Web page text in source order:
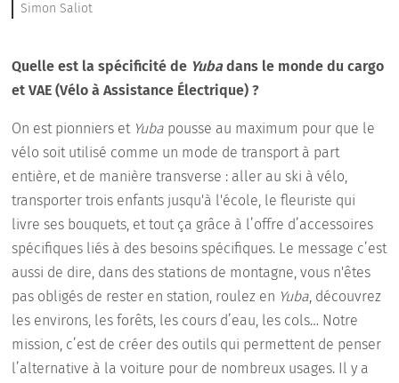
Simon Saliot
Quelle est la spécificité de Yuba dans le monde du cargo
et VAE (Vélo à Assistance Électrique) ?
On est pionniers et Yuba pousse au maximum pour que le
vélo soit utilisé comme un mode de transport à part
entière, et de manière transverse : aller au ski à vélo,
transporter trois enfants jusqu'à l'école, le fleuriste qui
livre ses bouquets, et tout ça grâce à l’offre d’accessoires
spécifiques liés à des besoins spécifiques. Le message c’est
aussi de dire, dans des stations de montagne, vous n'êtes
pas obligés de rester en station, roulez en Yuba, découvrez
les environs, les forêts, les cours d’eau, les cols… Notre
mission, c’est de créer des outils qui permettent de penser
l’alternative à la voiture pour de nombreux usages. Il y a